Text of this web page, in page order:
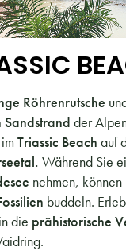
Röhrenrutsche
Sandstrand der
Triassic Beach auf
Während Sie
nehmen, können
buddeln.
die prähistorische